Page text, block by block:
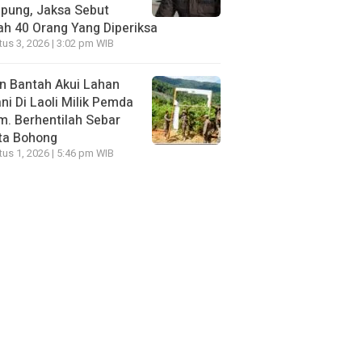
Jaksa Sebut
40 Orang Yang Diperiksa
3, 2026 | 3:02 pm WIB
Bantah Akui Lahan
Di Laoli Milik Pemda
Berhentilah Sebar
Bohong
1, 2026 | 5:46 pm WIB